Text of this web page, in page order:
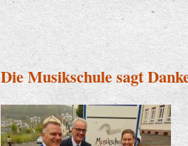
Die Musikschule sagt